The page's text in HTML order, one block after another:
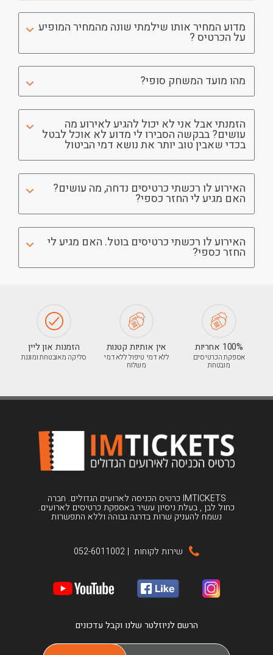
מדוע המחיר אותו שילמתי שונה מהמחיר המופיע
על הכרטיס ?
מהו מועד המשחק סופי?
הזמנתי אבל אני לא יכול להגיע לאירוע מה
עושים? בבקשה הסבירו לי מדוע לא אוכל לבטל
בכדי שאבין טוב יותר את נושא דמי הביטול
האירוע לו רכשתי כרטיסים נדחה, מה עושים?
האם מגיע לי החזר כספי?
האירוע לו רכשתי כרטיסים בוטל. האם מגיע לי
החזר כספי?
100% אחריות
אספקת הכרטיסים
מובטחת
אין אותיות קטנות
ללא דמי טיפול ללא דמי
משלוח
הזמנות און ליין
סליקה מאובטחת ומוגנת
IMTICKETS כרטיס הכניסה לארועים הגדולים. חברה
כחול לבן , בעלת ניסיון עשיר באספקת כרטיסים לארועים.
נשמח להעניק שרות בדרגה גבוהה וללא התפשרות
שירות לקוחות |
052-6011002
הרשם לניוזלטר שלנו וקבל עדכונים